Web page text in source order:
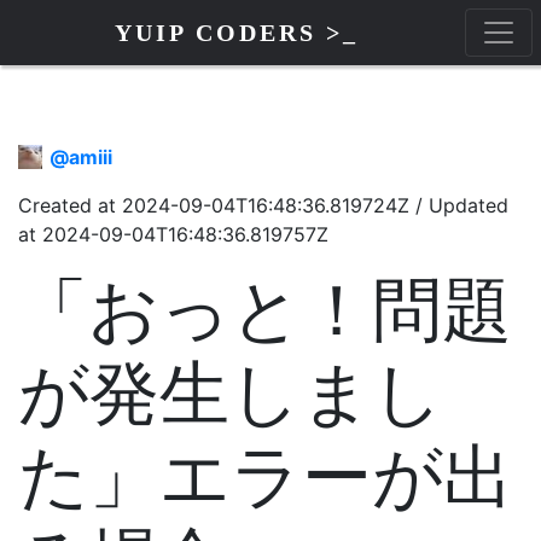
YUIP CODERS >_
@amiii
Created at 2024-09-04T16:48:36.819724Z / Updated
at 2024-09-04T16:48:36.819757Z
「おっと！問題
が発生しまし
た」エラーが出